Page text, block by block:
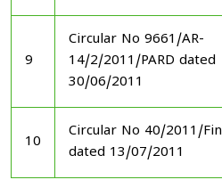
9
Circular No 9661/AR-
14/2/2011/PARD dated
30/06/2011
10
Circular No 40/2011/Fin
dated 13/07/2011